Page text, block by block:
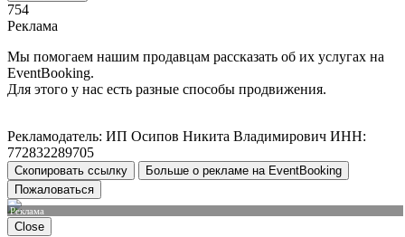
754
Реклама
Мы помогаем нашим продавцам рассказать об их услугах на
EventBooking.
Для этого у нас есть разные способы продвижения.
Рекламодатель: ИП Осипов Никита Владимирович ИНН:
772832289705
Скопировать ссылку
Больше о рекламе на EventBooking
Пожаловаться
Реклама
Close